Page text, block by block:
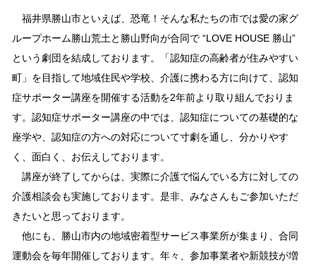
福井県勝山市といえば、恐竜！そんな私たちの市では愛の家グ
ループホーム勝山荒土と勝山野向が合同で “LOVE HOUSE 勝山”
という劇団を結成しております。「認知症の高齢者が住みやすい
町」を目指して地域住民や学校、介護に携わる方に向けて、認知
症サポーター講座を開催する活動を2年前より取り組んでおりま
す。認知症サポーター講座の中では、認知症についての基礎的な
座学や、認知症の方への対応について寸劇を通し、分かりやす
く、面白く、お伝えしております。
講座が終了してからは、実際に介護で悩んでいる方に対しての
介護相談会も実施しております。是非、みなさんもご参加いただ
きたいと思っております。
他にも、勝山市内の地域密着型サービス事業所が集まり、合同
運動会を毎年開催しております。年々、参加事業者や新競技が増